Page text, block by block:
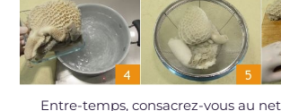
Entre-temps, consacrez-vous au